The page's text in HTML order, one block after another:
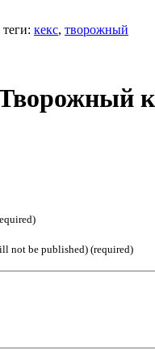
теги: кекс, творожный
not be published) (required)